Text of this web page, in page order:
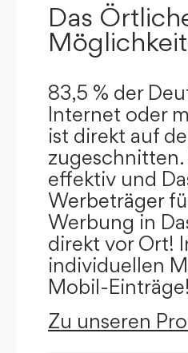
Das
83,5 % der
Internet oder
ist direkt auf
zugeschnitten.
effektiv und
Werbeträger
Werbung in
direkt vor Ort!
individuellen
Mobil-Einträge!
Zu unseren